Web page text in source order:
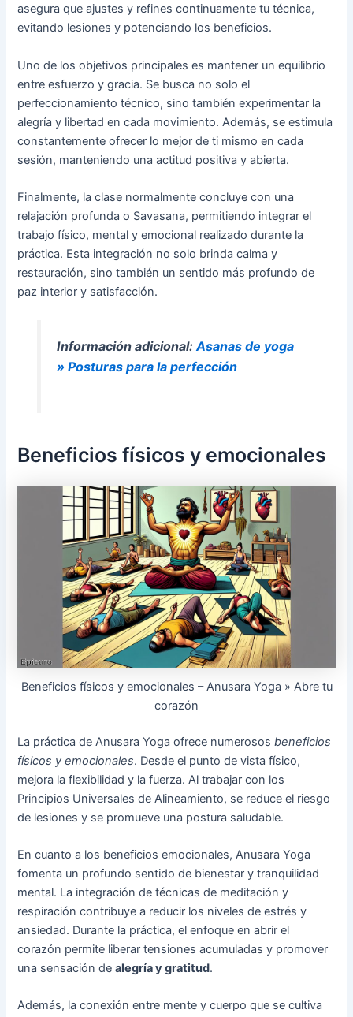
asegura que ajustes y refines continuamente tu técnica,
evitando lesiones y potenciando los beneficios.
Uno de los objetivos principales es mantener un equilibrio
entre esfuerzo y gracia. Se busca no solo el
perfeccionamiento técnico, sino también experimentar la
alegría y libertad en cada movimiento. Además, se estimula
constantemente ofrecer lo mejor de ti mismo en cada
sesión, manteniendo una actitud positiva y abierta.
Finalmente, la clase normalmente concluye con una
relajación profunda o Savasana, permitiendo integrar el
trabajo físico, mental y emocional realizado durante la
práctica. Esta integración no solo brinda calma y
restauración, sino también un sentido más profundo de
paz interior y satisfacción.
Información adicional:Asanas de yoga
» Posturas para la perfección
Beneficios físicos y emocionales
Beneficios físicos y emocionales – Anusara Yoga » Abre tu
corazón
La práctica de Anusara Yoga ofrece numerososbeneficios
físicos y emocionales. Desde el punto de vista físico,
mejora la flexibilidad y la fuerza. Al trabajar con los
Principios Universales de Alineamiento, se reduce el riesgo
de lesiones y se promueve una postura saludable.
En cuanto a los beneficios emocionales, Anusara Yoga
fomenta un profundo sentido de bienestar y tranquilidad
mental. La integración de técnicas de meditación y
respiración contribuye a reducir los niveles de estrés y
ansiedad. Durante la práctica, el enfoque en abrir el
corazón permite liberar tensiones acumuladas y promover
una sensación dealegría y gratitud.
Además, la conexión entre mente y cuerpo que se cultiva